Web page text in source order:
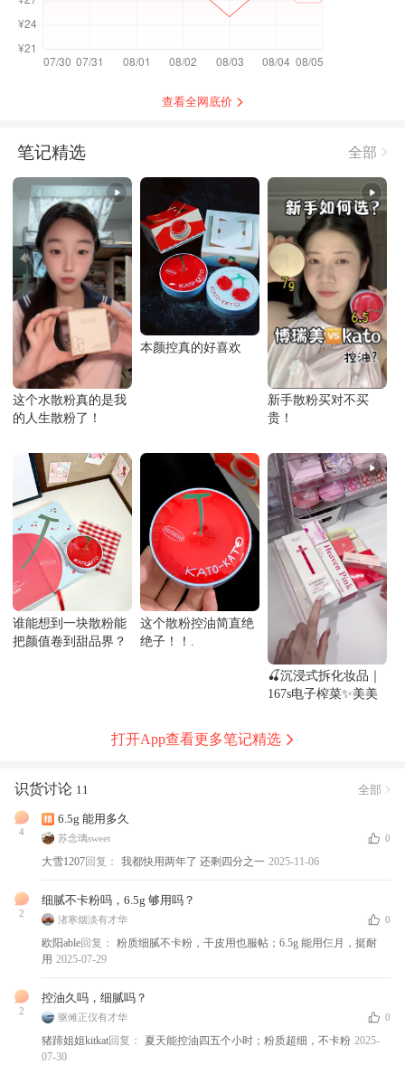
查看全网底价
笔记精选 全部
这个水散粉真的是我
的人生散粉了！
本颜控真的好喜欢
新手散粉买对不买
贵！
谁能想到一块散粉能
把颜值卷到甜品界？
这个散粉控油简直绝
绝子！！.
🍒沉浸式拆化妆品｜
167s电子榨菜✨美美
打开App查看更多笔记精选
识货讨论 11 全部
4
6.5g 能用多久
苏念璃sweet 0
大雪1207回复： 我都快用两年了 还剩四分之一 2025-11-06
2
细腻不卡粉吗，6.5g 够用吗？
渚寒烟淡有才华 0
欧阳able回复：
粉质细腻不卡粉，干皮用也服帖；6.5g 能用仨月，挺耐
用 2025-07-29
2
控油久吗，细腻吗？
驱傩正仪有才华 0
猪蹄姐姐kitkat回复： 夏天能控油四五个小时；粉质超细，不卡粉 2025-
07-30